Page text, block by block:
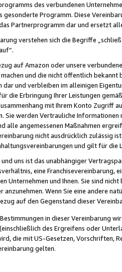
des verbundenen
gesonderte Programm. Diese
Partnerprogramm dar und ersetzt
verstehen sich die Begriffe
auf Amazon oder unsere
und die nicht öffentlich
dar und verbleiben im alleinigen
die Erbringung Ihrer Leistungen
mit Ihrem Konto
Sie werden Vertrauliche
alle angemessenen Maßnahmen
nicht ausdrücklich zulässig
und gilt für die
und uns ist das unabhängiger
eine Franchisevereinbarung,
Unternehmen und Ihnen. Sie sind
anzunehmen. Wenn Sie eine andere
auf den Gegenstand dieser
in dieser Vereinbarung
des Ergreifens oder
die mit US-Gesetzen, Vorschriften,
gelten.